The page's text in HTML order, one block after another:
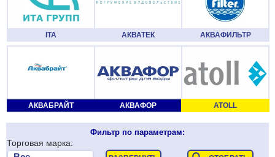
ITA АКВАТЕК АКВАФИЛЬТР
АКВАБРАЙТ АКВАФОР ATOLL
Фильтр по параметрам:
Торговая марка: